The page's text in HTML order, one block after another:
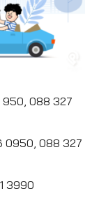
950, 088 327
0950, 088 327
3990